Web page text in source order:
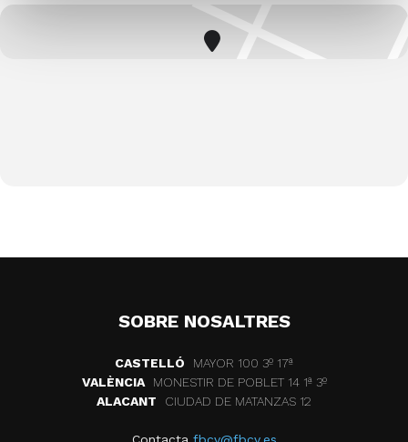
SOBRE NOSALTRES
CASTELLÓ
MAYOR 100 3º 17ª
VALÈNCIA
MONESTIR DE POBLET 14 1ª 3º
ALACANT
CIUDAD DE MATANZAS 12